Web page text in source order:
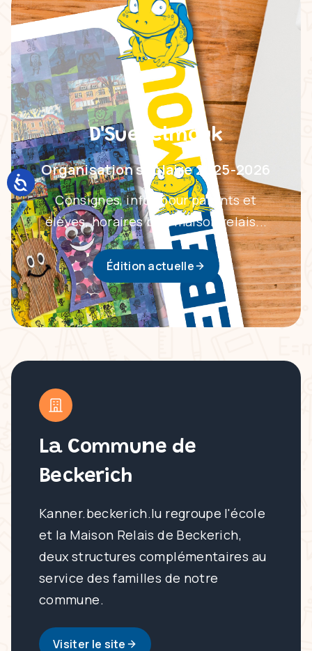
D'Suebelmouk
Organisation scolaire 2025-2026
Consignes, infos pour parents et
élèves, horaires bus, maison relais...
Édition actuelle
La Commune de
Beckerich
Kanner.beckerich.lu regroupe l'école
et la Maison Relais de Beckerich,
deux structures complémentaires au
service des familles de notre
commune.
Visiter le site